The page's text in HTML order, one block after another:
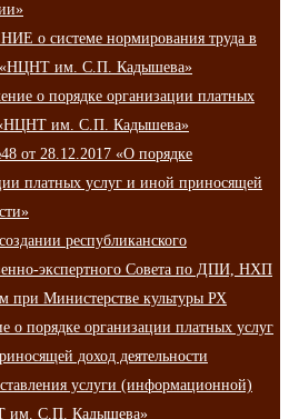
о системе нормирования труда в
им. С.П. Кадышева»
о порядке организации платных
им. С.П. Кадышева»
от 28.12.2017 «О порядке
платных услуг и иной приносящей
республиканского
экспертного Совета по ДПИ, НХП
при Министерстве культуры РХ
о порядке организации платных услуг
доход деятельности
услуги (информационной)
С.П. Кадышева»